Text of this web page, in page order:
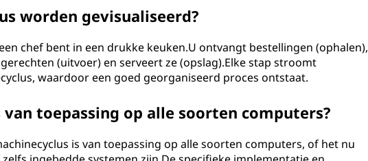
worden gevisualiseerd?
chef bent in een drukke keuken.U ontvangt bestellingen (ophalen),
(uitvoer) en serveert ze (opslag).Elke stap stroomt
waardoor een goed georganiseerd proces ontstaat.
toepassing op alle soorten computers?
is van toepassing op alle soorten computers, of het nu